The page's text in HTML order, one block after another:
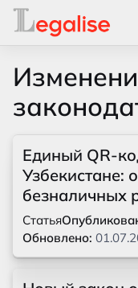
Единый QR-
Узбекистане:
безналичных
Статья
Обновлено: